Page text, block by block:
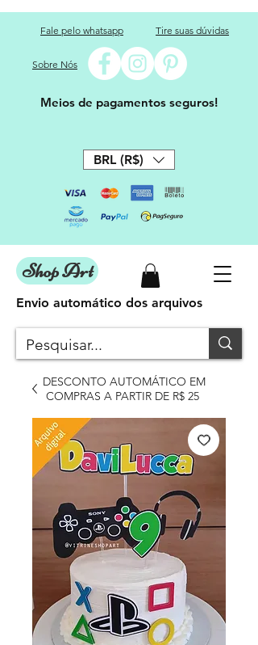
Fale pelo whatsapp Tire suas dúvidas
Sobre Nós
Meios de pagamentos seguros!
BRL (R$)
Shop Art
DESCONTO AUTOMÁTICO EM
COMPRAS A PARTIR DE R$ 25
Envio automático dos arquivos